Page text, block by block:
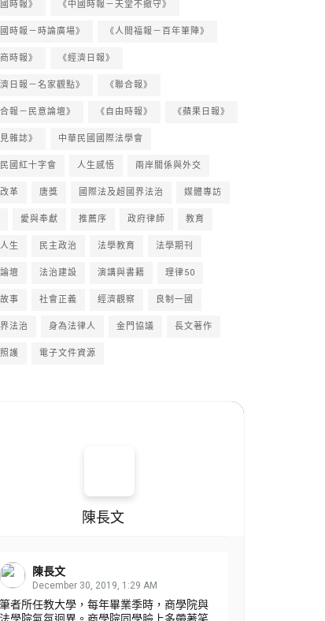
時報》 《中國時報－天堂不撤守》
國時報－時論廣場》 《人間福報－百年筆陣》
時報》 《經濟日報》
濟日報－名家觀點》 《聯合報》
合報－民意論壇》 《自由時報》 《蘋果日報》
雜誌》 中華民國國際法學會
國紅十字會 人生感悟 兩岸關係與外交
革 唐獎 國際法及超國界法治 媒體專訪
愛與奉獻 推薦序 政府律師 教育
生 民主政治 法學教育 法學期刊
壇 法治建設 演講與書籍 理律50
事 社會正義 經濟觀察 良制一國
法治 身為法律人 金門協議 長文著作
護 電子文件資源
陳長文
陳長文
December 30, 2019, 1:29 AM
筆者所任教大學，每年畢業季時，商學院與